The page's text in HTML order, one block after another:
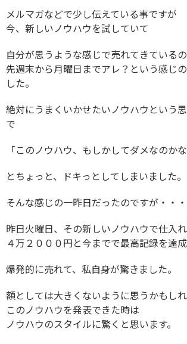
メルマガなどで少し伝えている事ですが
今、新しいノウハウを試していて
自分が思うような感じで売れてきている
先週末から月曜日までアレ？という感じ
した。
絶対にうまくいかせたいノウハウという
で
「このノウハウ、もしかしてダメなのかな
とちょっと、ドキっとしてしまいました。
そんな感じの一昨日だったのですが・・・
昨日火曜日、その新しいノウハウで仕入
４万２０００円と今までで最高記録を達成
爆発的に売れて、私自身が驚きました。
額としては大きくないように思うかもし
このノウハウを発表できた時は
ノウハウのスタイルに驚くと思います。